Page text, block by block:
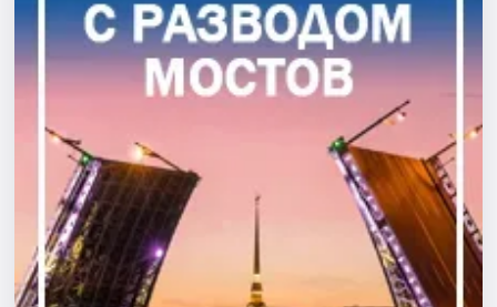
События
Площадки
Артисты
Рейтинги